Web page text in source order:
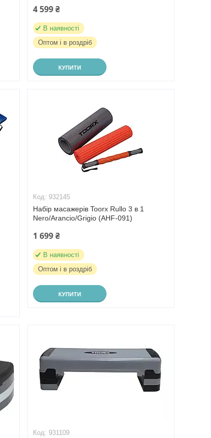
4 599 ₴
В наявності
Оптом і в роздріб
КУПИТИ
932145
Набір масажерів Toorx Rullo 3 в 1
Nero/Arancio/Grigio (AHF-091)
1 699 ₴
В наявності
Оптом і в роздріб
КУПИТИ
931109